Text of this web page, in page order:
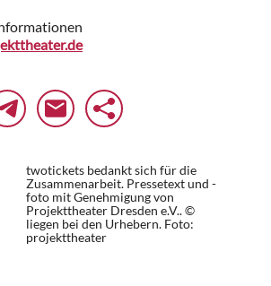
twotickets bedankt sich für die
Zusammenarbeit. Pressetext und -
foto mit Genehmigung von
Projekttheater Dresden e.V.. ©
liegen bei den Urhebern. Foto:
projekttheater